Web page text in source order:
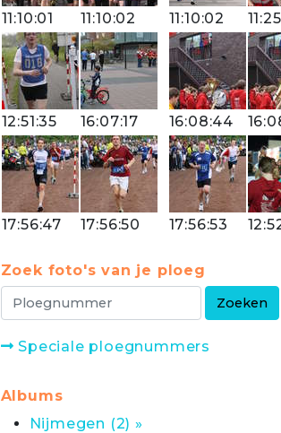
11:10:01 11:10:02 11:10:02
12:51:35 16:07:17 16:08:44
17:56:47 17:56:50 17:56:53
Zoek foto's van je ploeg
Speciale ploegnummers
Albums
Nijmegen (2) »